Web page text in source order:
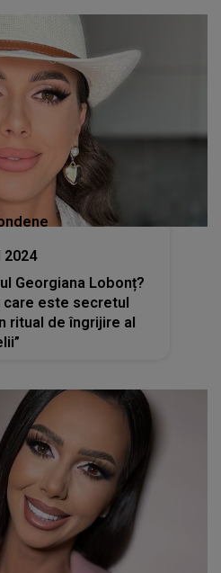
de emoții
2024
Georgiana Lobonț?
este secretul
ritual de îngrijire al